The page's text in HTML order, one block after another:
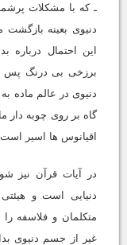
ـ که با مشکلات
دنیوى بعینه
این احتمال
برزخى بى درنگ پس
دنیوى در عالم ماده
گاه بر روى چوبه دار
اقیانوس ها اسیر است.
در آیات قرآن نیز
دنیایى است و
متکلمان و فلاسفه
غیر از جسم دنیوى